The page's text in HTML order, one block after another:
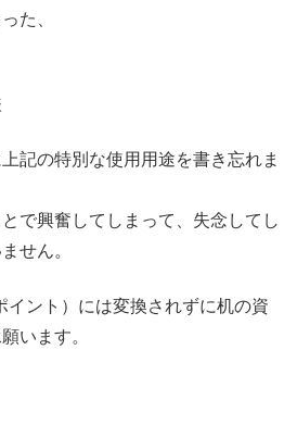
た、
記の特別な使用用途を書き忘れま
で興奮してしまって、失念してし
せん。
イント）には変換されずに机の資
います。